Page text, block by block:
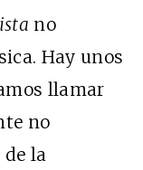
no
Hay unos
llamar
no
la